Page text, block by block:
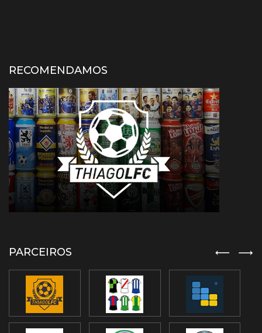
RECOMENDAMOS
PARCEIROS